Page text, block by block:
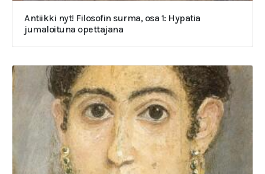
Antiikki nyt! Filosofin surma, osa 1: Hypatia
jumaloituna opettajana